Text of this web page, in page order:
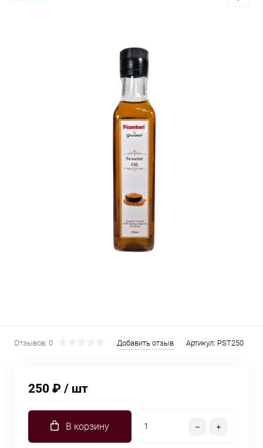
Отзывов: 0 Добавить отзыв Артикул: PST250
250 ₽ / шт
В корзину